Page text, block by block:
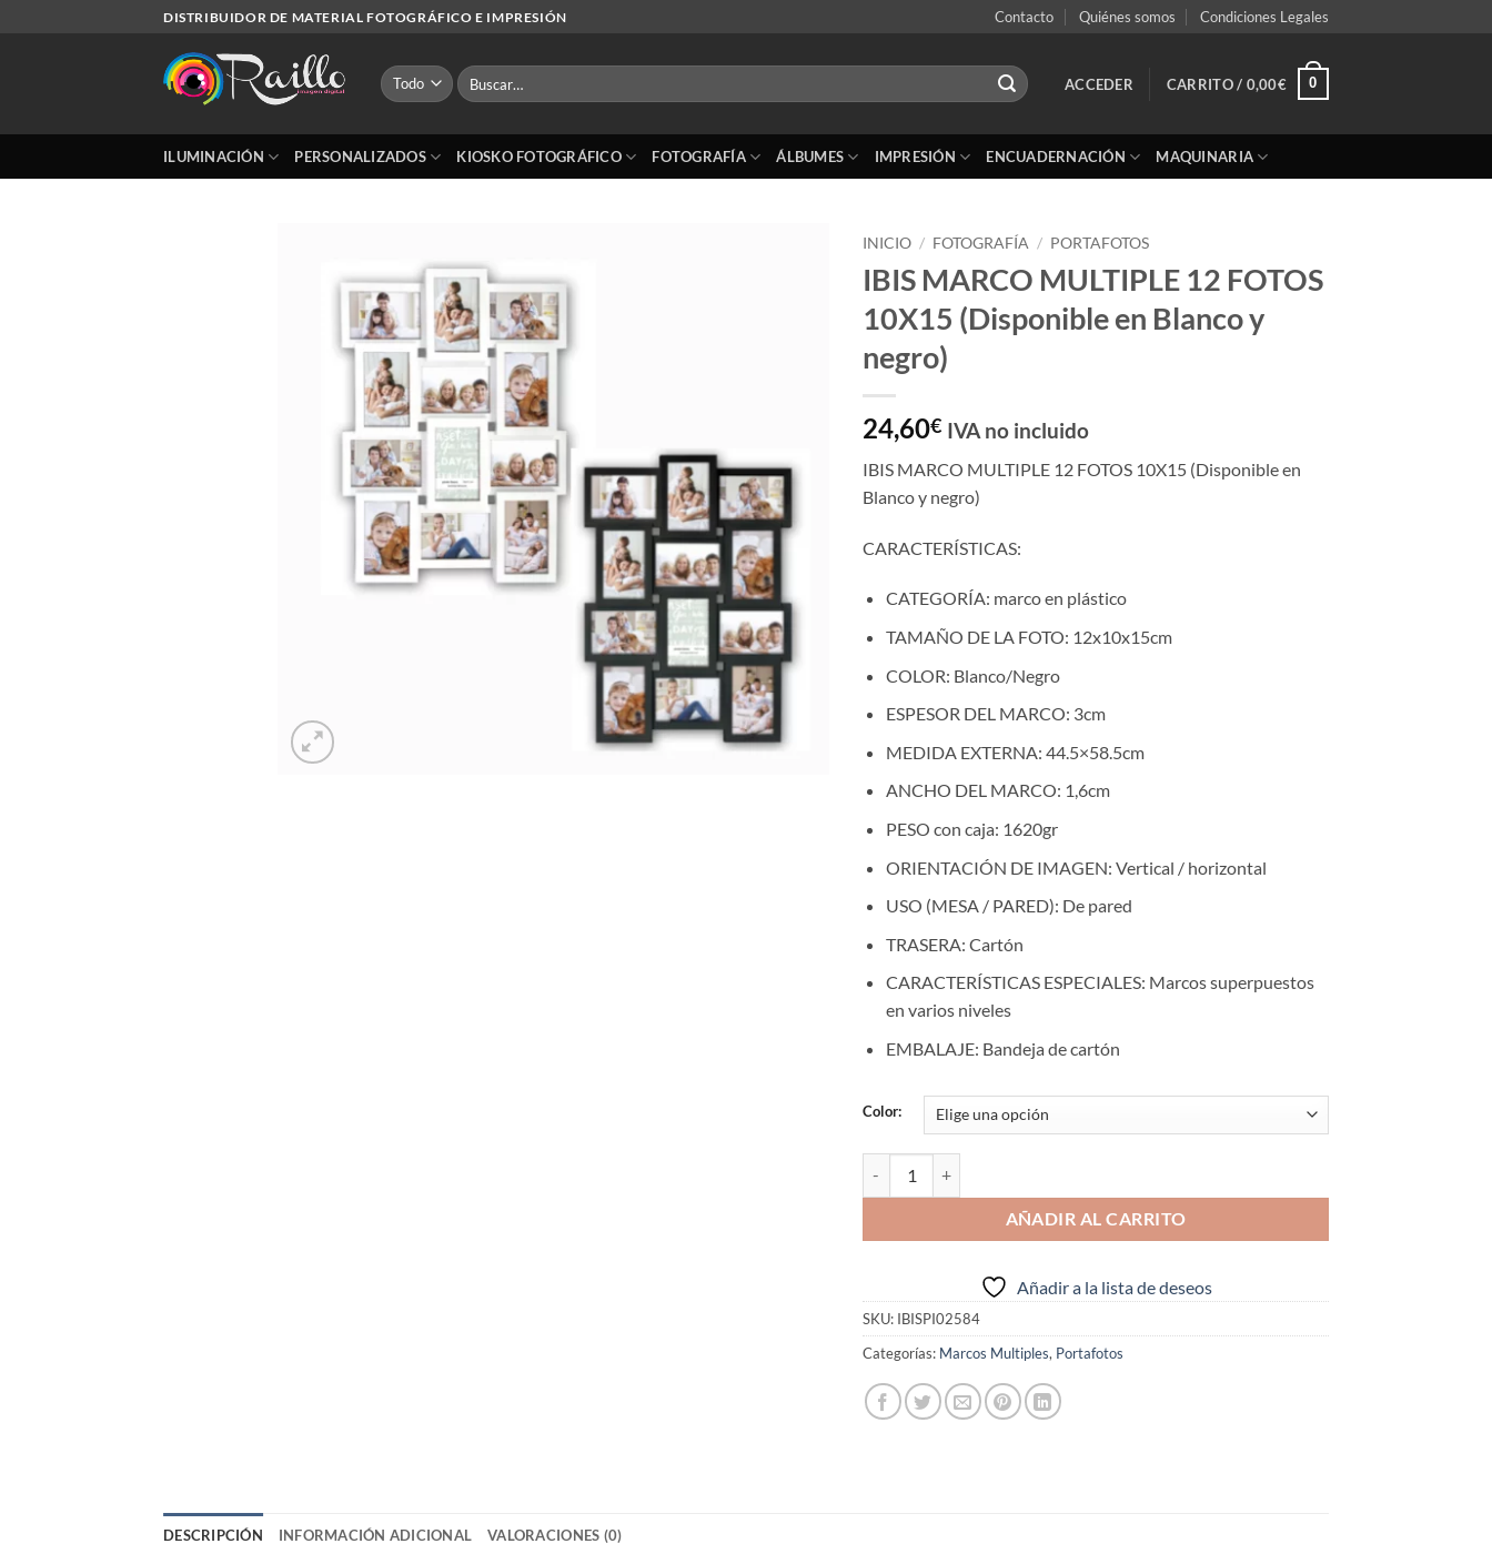
DISTRIBUIDOR DE MATERIAL FOTOGRÁFICO E IMPRESIÓN Contacto Quiénes somos Condiciones Legales
Buscar
por:
ACCEDER CARRITO / 0,00€ 0
ILUMINACIÓN PERSONALIZADOS KIOSKO FOTOGRÁFICO FOTOGRAFÍA ÁLBUMES IMPRESIÓN ENCUADERNACIÓN MAQUINARIA
INICIO / FOTOGRAFÍA / PORTAFOTOS
IBIS MARCO MULTIPLE 12 FOTOS
10X15 (Disponible en Blanco y
negro)
24,60€ IVA no incluido
IBIS MARCO MULTIPLE 12 FOTOS 10X15 (Disponible en
Blanco y negro)
CARACTERÍSTICAS:
CATEGORÍA: marco en plástico
TAMAÑO DE LA FOTO: 12x10x15cm
COLOR: Blanco/Negro
ESPESOR DEL MARCO: 3cm
MEDIDA EXTERNA: 44.5×58.5cm
ANCHO DEL MARCO: 1,6cm
PESO con caja: 1620gr
ORIENTACIÓN DE IMAGEN: Vertical / horizontal
USO (MESA / PARED): De pared
TRASERA: Cartón
CARACTERÍSTICAS ESPECIALES: Marcos superpuestos
en varios niveles
EMBALAJE: Bandeja de cartón
Color:
AÑADIR AL CARRITO
Añadir a la lista de deseos
SKU: IBISPI02584
Categorías: Marcos Multiples, Portafotos
DESCRIPCIÓN INFORMACIÓN ADICIONAL VALORACIONES (0)